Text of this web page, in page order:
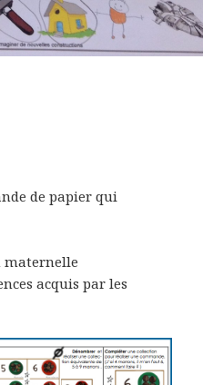
de papier qui
maternelle
acquis par les